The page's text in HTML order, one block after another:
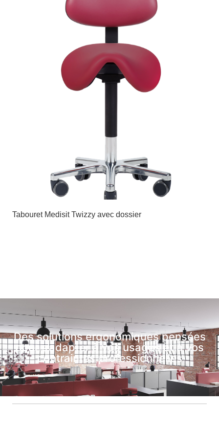
Tabouret Medisit Twizzy avec dossier
Des solutions ergonomiques pensées
pour s’adapter à vos usages et à vos
contraintes professionnelles